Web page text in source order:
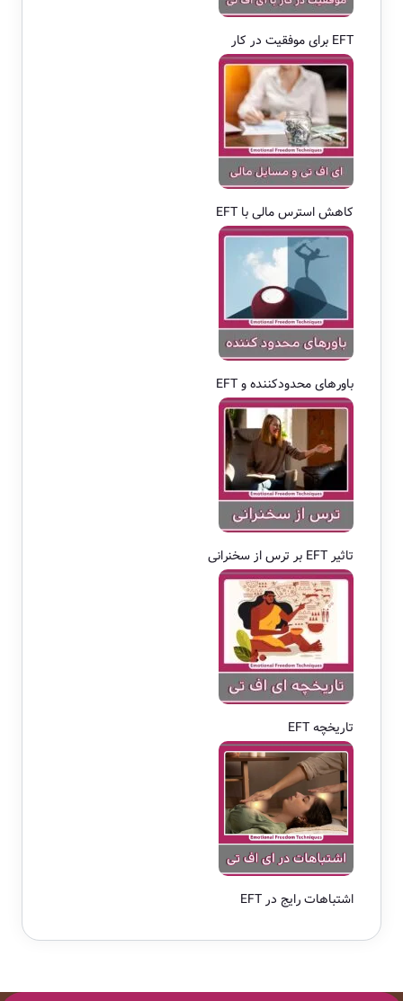
EFT برای موفقیت در کار
کاهش استرس مالی با EFT
باورهای محدودکننده و EFT
تاثیر EFT بر ترس از سخنرانی
تاریخچه EFT
اشتباهات رایج در EFT